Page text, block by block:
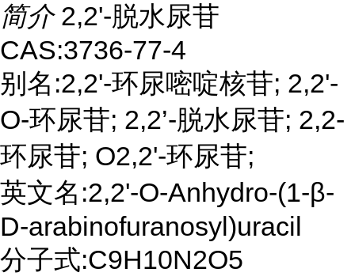
简介 2,2'-脱水尿苷
CAS:3736-77-4
别名:2,2'-环尿嘧啶核苷; 2,2'-
O-环尿苷; 2,2’-脱水尿苷; 2,2-
环尿苷; O2,2'-环尿苷;
英文名:2,2'-O-Anhydro-(1-β-
D-arabinofuranosyl)uracil
分子式:C9H10N2O5